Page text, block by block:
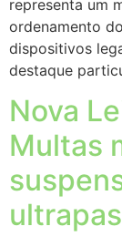
representa um
ordenamento
dispositivos
destaque
Nova
Multas